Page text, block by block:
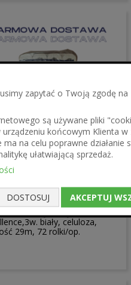
zapytać o Twoją zgodę na
są używane pliki
końcowym Klienta w
na celu poprawne działanie
ułatwiającą sprzedaż.
DOSTOSUJ AKCEPTUJ
172,80 zł
toaletowy BulkySoft
biały, celuloza,
29m, 72 rolki/op.